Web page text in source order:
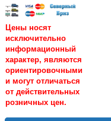
Цены носят
исключительно
информационный
характер, являются
ориентировочными
и могут отличаться
от действительных
розничных цен.